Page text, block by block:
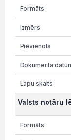
Valsts notāru